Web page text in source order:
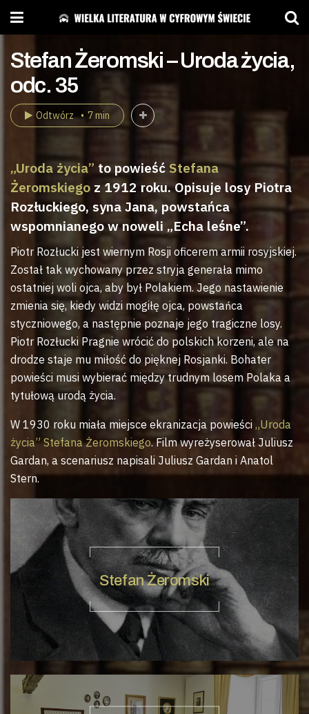
Stefan Żeromski – Uroda życia,
odc. 35
Odtwórz 7 min
„Uroda życia” to powieść Stefana
Żeromskiego z 1912 roku. Opisuje losy Piotra
Rozłuckiego, syna Jana, powstańca
wspomnianego w noweli „Echa leśne”.
Piotr Rozłucki jest wiernym Rosji oficerem armii rosyjskiej.
Został tak wychowany przez stryja generała mimo
ostatniej woli ojca, aby był Polakiem. Jego nastawienie
zmienia się, kiedy widzi mogiłę ojca, powstańca
styczniowego, a następnie poznaje jego tragiczne losy.
Piotr Rozłucki Pragnie wrócić do polskich korzeni, ale na
drodze staje mu miłość do pięknej Rosjanki. Bohater
powieści musi wybierać między trudnym losem Polaka a
tytułową urodą życia.
W 1930 roku miała miejsce ekranizacja powieści „Uroda
życia” Stefana Żeromskiego. Film wyreżyserował Juliusz
Gardan, a scenariusz napisali Juliusz Gardan i Anatol
Stern.
Stefan Żeromski